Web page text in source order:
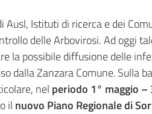
Istituti di ricerca e dei
delle Arbovirosi. Ad oggi
possibile diffusione delle
dalla Zanzara Comune.Sulla
nel periodo 1° maggio
il nuovo Piano Regionale di